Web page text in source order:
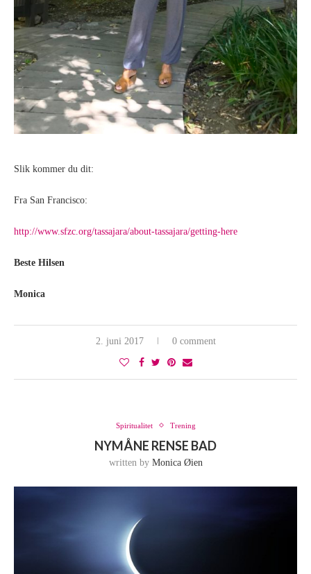
Slik kommer du dit:
Fra San Francisco:
http://www.sfzc.org/tassajara/about-tassajara/getting-here
Beste Hilsen
Monica
2. juni 2017 0 comment
Spiritualitet Trening
NYMÅNE RENSE BAD
written by Monica Øien